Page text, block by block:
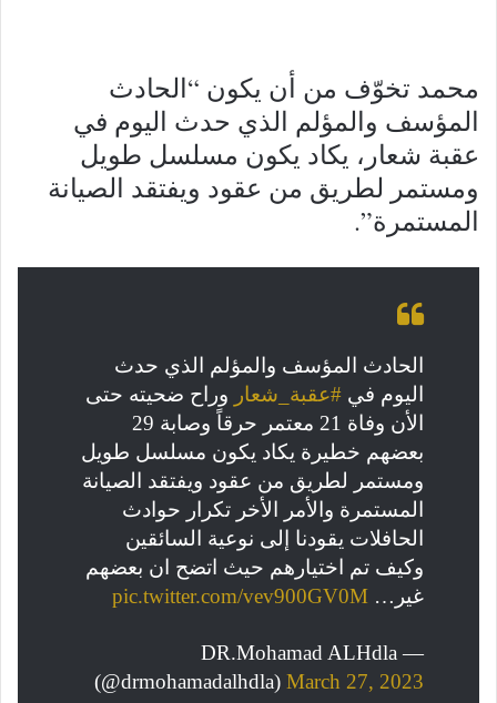
محمد تخوّف من أن يكون “الحادث
المؤسف والمؤلم الذي حدث اليوم في
عقبة شعار، يكاد يكون مسلسل طويل
ومستمر لطريق من عقود ويفتقد الصيانة
المستمرة”.
الحادث المؤسف والمؤلم الذي حدث
اليوم في #عقبة_شعار وراح ضحيته حتى
الأن وفاة 21 معتمر حرقاً وصابة 29
بعضهم خطيرة يكاد يكون مسلسل طويل
ومستمر لطريق من عقود ويفتقد الصيانة
المستمرة والأمر الأخر تكرار حوادث
الحافلات يقودنا إلى نوعية السائقين
وكيف تم اختيارهم حيث اتضح ان بعضهم
غير… pic.twitter.com/vev900GV0M
— DR.Mohamad ALHdla
(@drmohamadalhdla) March 27, 2023